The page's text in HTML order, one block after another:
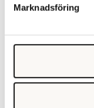
Marknadsföring
Du kan också